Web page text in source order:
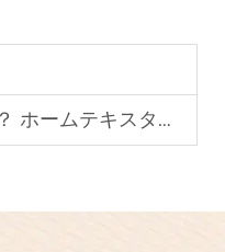
製品ラインをゼロから始める方法